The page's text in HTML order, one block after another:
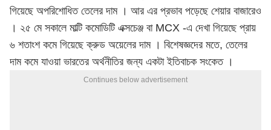
গিয়েছে অপরিশোধিত তেলের দাম । আর এর প্রভাব পড়েছে শেয়ার বাজারেও
। ২৫ মে সকালে মাল্টি কমোডিটি এক্সচেঞ্জ বা MCX -এ দেখা গিয়েছে প্রায়
৬ শতাংশ কমে গিয়েছে ক্রুড অয়েলের দাম । বিশেষজ্ঞদের মতে, তেলের
দাম কমে যাওয়া ভারতের অর্থনীতির জন্য একটা ইতিবাচক সংকেত ।
Continues below advertisement